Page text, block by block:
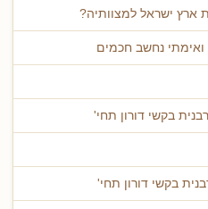
ישראל למצוותיה?
נחשב חכמים
בקשי דורון תחי'
בקשי דורון תחי'